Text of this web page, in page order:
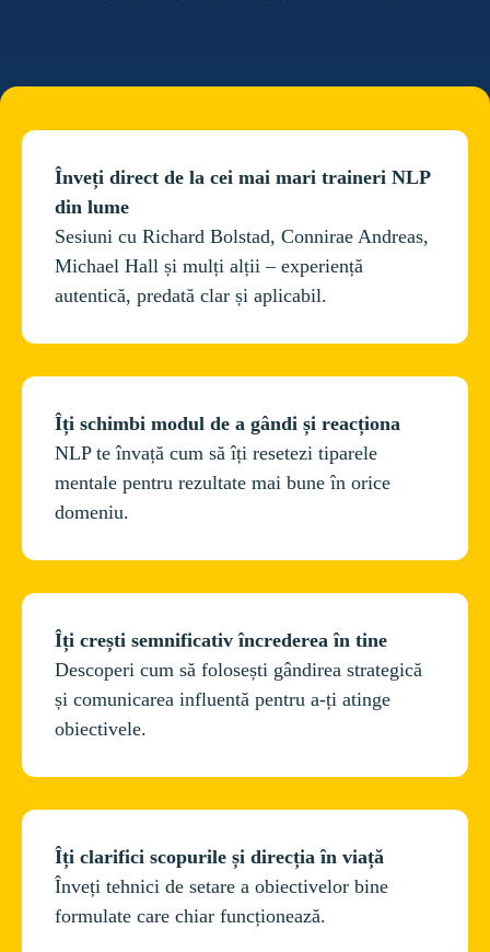
Înveți direct de la cei mai mari traineri NLP
Sesiuni cu Richard Bolstad, Connirae Andreas,
Michael Hall și mulți alții – experiență
autentică, predată clar și aplicabil.
NLP te învață cum să îți resetezi tiparele
mentale pentru rezultate mai bune în orice
Îți crești semnificativ încrederea în tine
Descoperi cum să folosești gândirea strategică
și comunicarea influentă pentru a-ți atinge
Îți clarifici scopurile și direcția în viață
Înveți tehnici de setare a obiectivelor bine